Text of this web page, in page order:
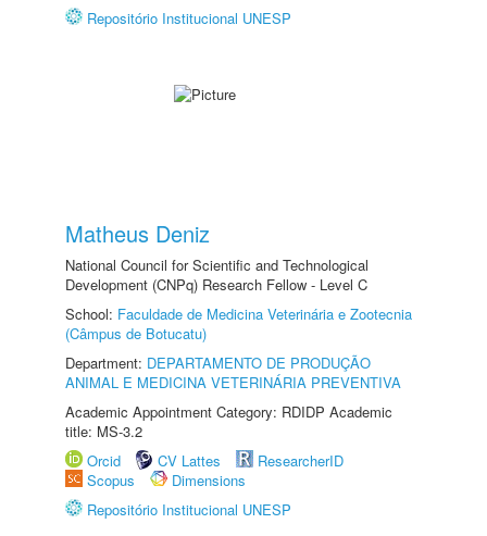
Repositório Institucional UNESP
Matheus Deniz
National Council for Scientific and Technological
Development (CNPq) Research Fellow - Level C
School: Faculdade de Medicina Veterinária e Zootecnia
(Câmpus de Botucatu)
Department: DEPARTAMENTO DE PRODUÇÃO
ANIMAL E MEDICINA VETERINÁRIA PREVENTIVA
Academic Appointment Category: RDIDP Academic
title: MS-3.2
Orcid
CV Lattes
ResearcherID
Scopus
Dimensions
Repositório Institucional UNESP